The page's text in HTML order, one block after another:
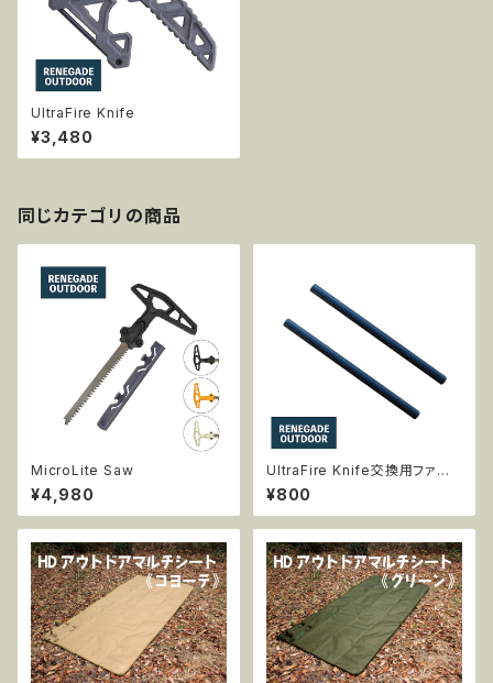
UltraFire Knife
¥3,480
同じカテゴリの商品
MicroLite Saw
¥4,980
UltraFire Knife交換用ファイ
アースチールロッド 2本入
¥800